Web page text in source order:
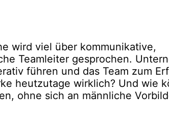
wird viel über kommunikative,
Teamleiter gesprochen.
führen und das Team zum
heutzutage wirklich? Und wie
ohne sich an männliche